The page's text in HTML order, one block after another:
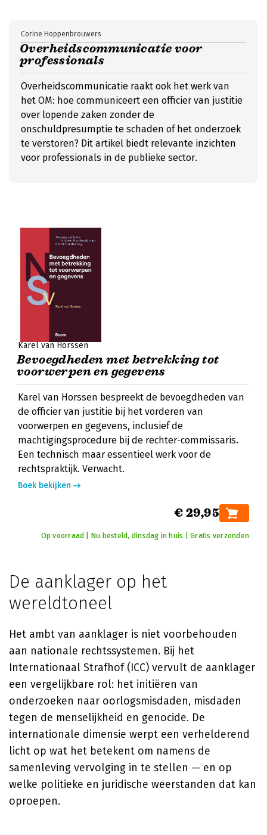
Overheidscommunicatie voor
professionals
Corine Hoppenbrouwers
Overheidscommunicatie raakt ook het werk van
het OM: hoe communiceert een officier van justitie
over lopende zaken zonder de
onschuldpresumptie te schaden of het onderzoek
te verstoren? Dit artikel biedt relevante inzichten
voor professionals in de publieke sector.
Karel van Horssen
Bevoegdheden met betrekking tot
voorwerpen en gegevens
Karel van Horssen bespreekt de bevoegdheden van
de officier van justitie bij het vorderen van
voorwerpen en gegevens, inclusief de
machtigingsprocedure bij de rechter-commissaris.
Een technisch maar essentieel werk voor de
rechtspraktijk. Verwacht.
Boek bekijken
€ 29,95
Op voorraad | Nu besteld, dinsdag in huis | Gratis verzonden
De aanklager op het
wereldtoneel
Het ambt van aanklager is niet voorbehouden
aan nationale rechtssystemen. Bij het
Internationaal Strafhof (ICC) vervult de aanklager
een vergelijkbare rol: het initiëren van
onderzoeken naar oorlogsmisdaden, misdaden
tegen de menselijkheid en genocide. De
internationale dimensie werpt een verhelderend
licht op wat het betekent om namens de
samenleving vervolging in te stellen — en op
welke politieke en juridische weerstanden dat kan
oproepen.